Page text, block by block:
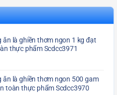
ăn là ghiền thơm ngon 1 kg đạt
thực phẩm Scdcc3971
ăn là ghiền thơm ngon 500 gam
toàn thực phẩm Scdcc3970